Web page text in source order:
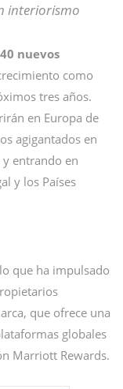
interiorismo
nuevos
como
tres años.
en Europa de
agigantados en
entrando en
y los Países
lo que ha impulsado
que ofrece una
globales
Marriott Rewards.